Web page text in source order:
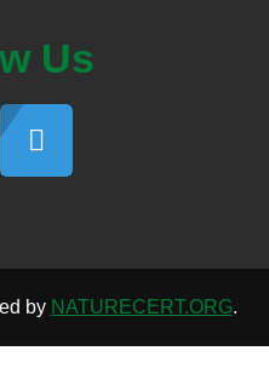
Us
by NATURECERT.ORG.